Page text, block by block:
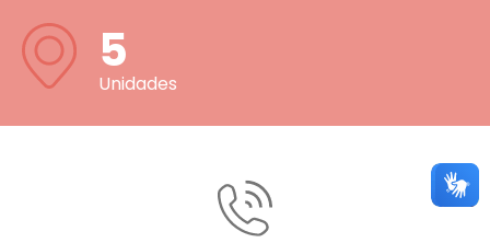
5
Unidades